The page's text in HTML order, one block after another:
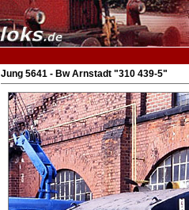
Jung 5641 - Bw Arnstadt "310 439-5"